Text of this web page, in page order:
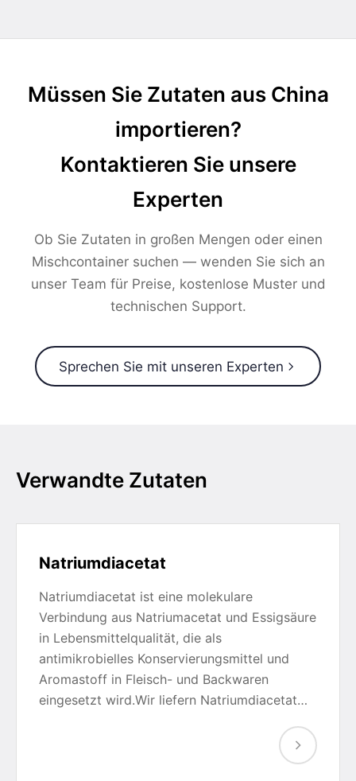
Müssen Sie Zutaten aus China
importieren?
Kontaktieren Sie unsere
Experten
Ob Sie Zutaten in großen Mengen oder einen
Mischcontainer suchen — wenden Sie sich an
unser Team für Preise, kostenlose Muster und
technischen Support.
Sprechen Sie mit unseren Experten
Verwandte Zutaten
Natriumdiacetat
Natriumdiacetat ist eine molekulare
Verbindung aus Natriumacetat und Essigsäure
in Lebensmittelqualität, die als
antimikrobielles Konservierungsmittel und
Aromastoff in Fleisch- und Backwaren
eingesetzt wird.Wir liefern Natriumdiacetat…